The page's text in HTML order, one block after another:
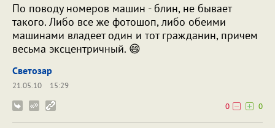
По поводу номеров машин - блин, не бывает
такого. Либо все же фотошоп, либо обеими
машинами владеет один и тот гражданин, причем
весьма эксцентричный. 😄
Светозар
21.05.10
15:29
0
0